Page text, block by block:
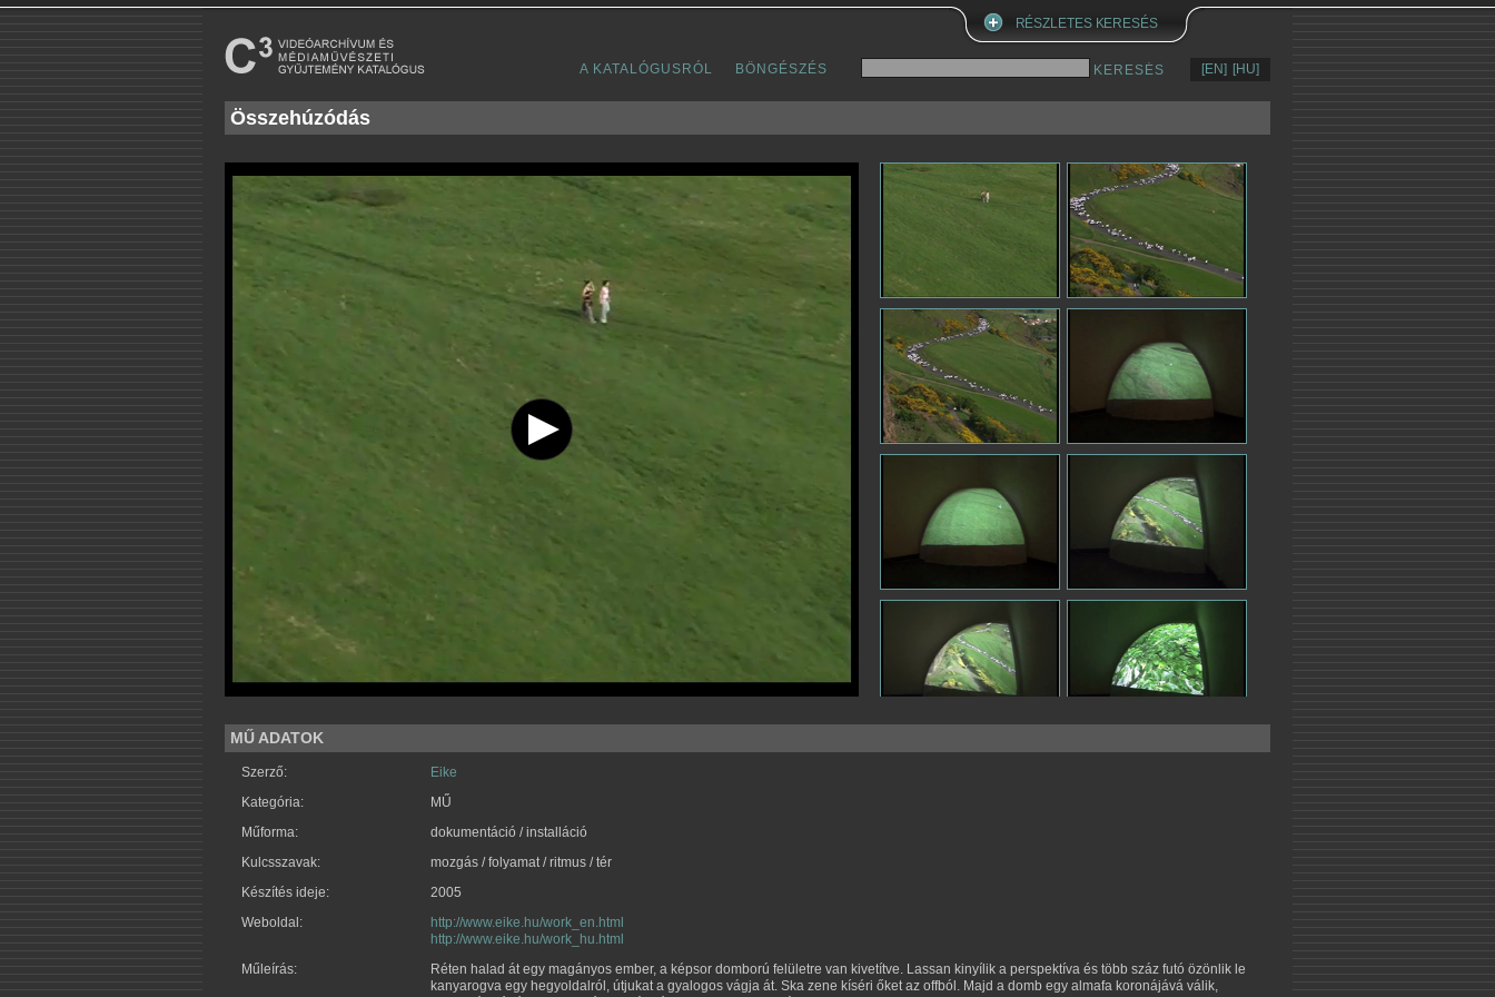
RÉSZLETES KERESÉS
[EN] [HU]
A KATALÓGUSRÓL BÖNGÉSZÉS
Összehúzódás
MŰ ADATOK
Szerző:
Eike
Kategória:
MŰ
Műforma:
dokumentáció / installáció
Kulcsszavak:
mozgás / folyamat / ritmus / tér
Készítés ideje:
2005
Weboldal:
http://www.eike.hu/work_en.html
http://www.eike.hu/work_hu.html
Műleírás:
Réten halad át egy magányos ember, a képsor domború felületre van kivetítve. Lassan kinyílik a perspektíva és több száz futó özönlik le
kanyarogva egy hegyoldalról, útjukat a gyalogos vágja át. Ska zene kíséri őket az offból. Majd a domb egy almafa koronájává válik,